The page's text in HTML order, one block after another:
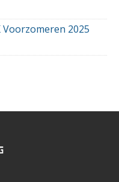
Voorzomeren 2025